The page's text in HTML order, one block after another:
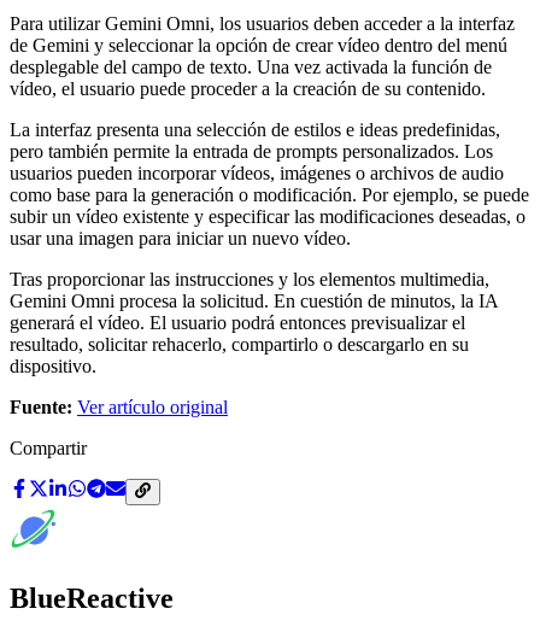
Para utilizar Gemini Omni, los usuarios deben acceder a la interfaz
de Gemini y seleccionar la opción de crear vídeo dentro del menú
desplegable del campo de texto. Una vez activada la función de
vídeo, el usuario puede proceder a la creación de su contenido.
La interfaz presenta una selección de estilos e ideas predefinidas,
pero también permite la entrada de prompts personalizados. Los
usuarios pueden incorporar vídeos, imágenes o archivos de audio
como base para la generación o modificación. Por ejemplo, se puede
subir un vídeo existente y especificar las modificaciones deseadas, o
usar una imagen para iniciar un nuevo vídeo.
Tras proporcionar las instrucciones y los elementos multimedia,
Gemini Omni procesa la solicitud. En cuestión de minutos, la IA
generará el vídeo. El usuario podrá entonces previsualizar el
resultado, solicitar rehacerlo, compartirlo o descargarlo en su
dispositivo.
Fuente: Ver artículo original
Compartir
BlueReactive